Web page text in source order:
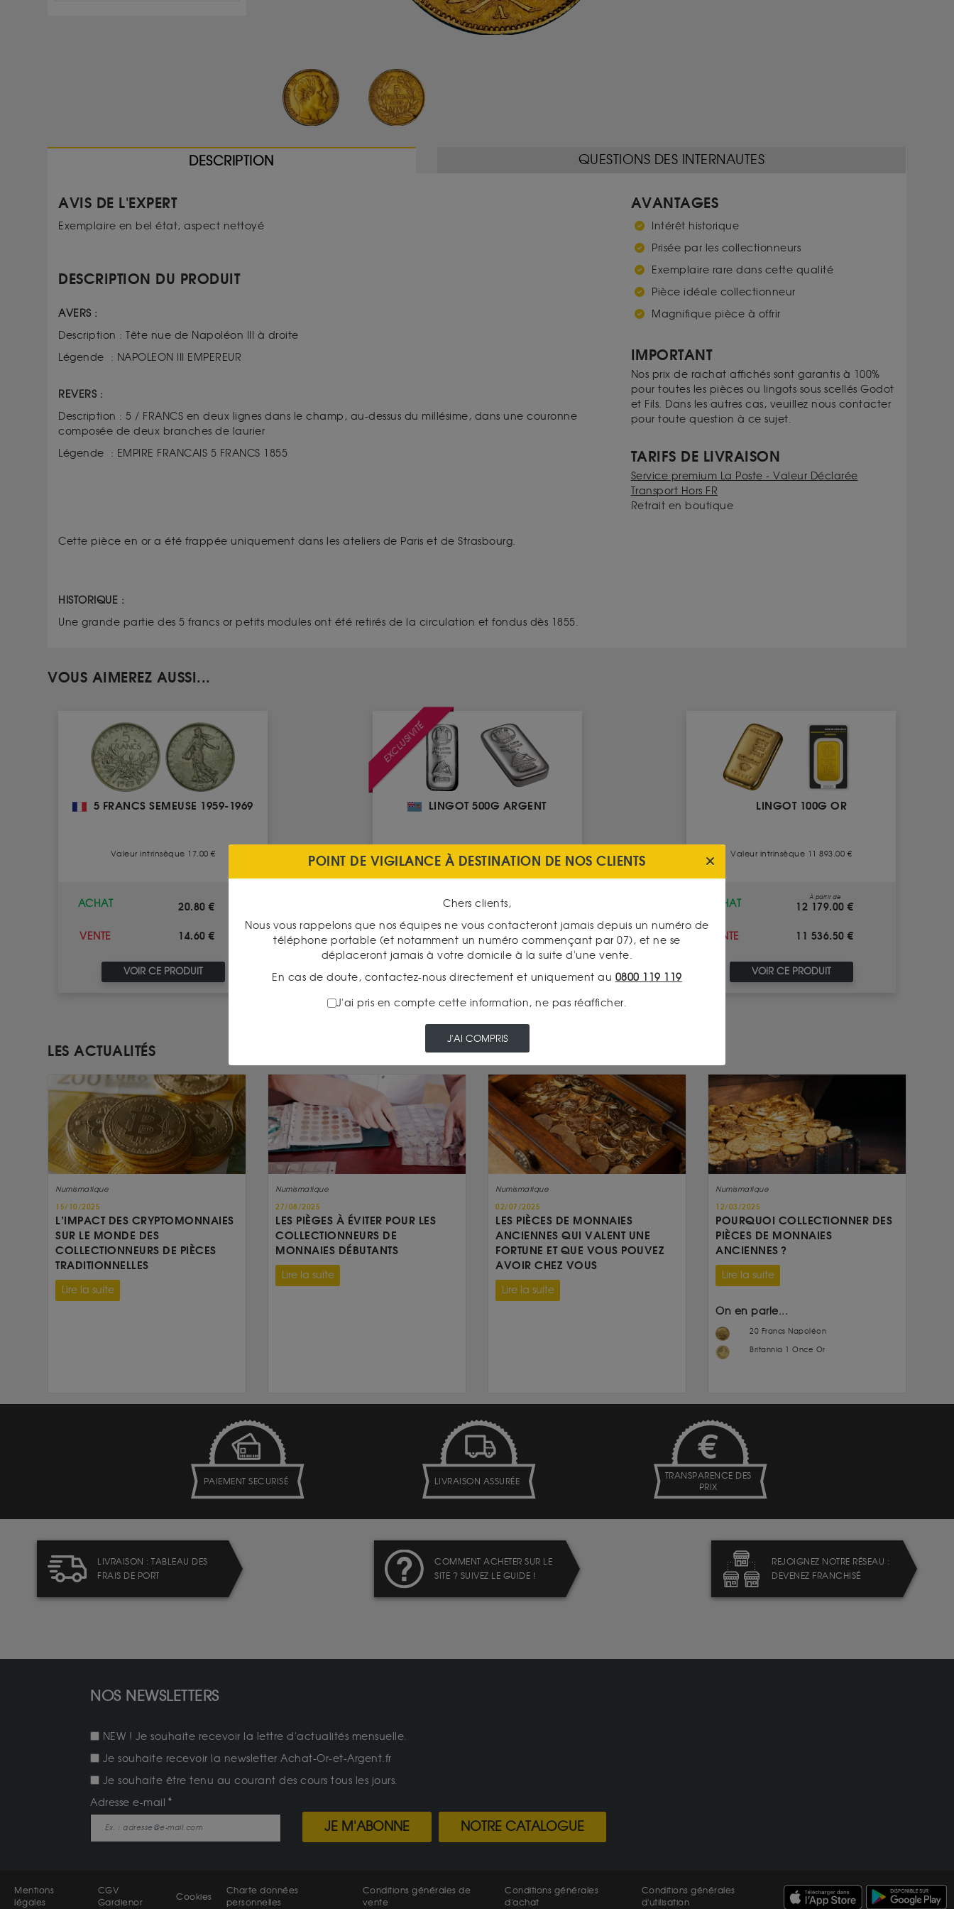
DESCRIPTION QUESTIONS DES INTERNAUTES
AVIS DE L'EXPERT
Exemplaire en bel état, aspect nettoyé
DESCRIPTION DU PRODUIT
AVERS :
Description : Tête nue de Napoléon III à droite
Légende : NAPOLEON III EMPEREUR
REVERS :
Description : 5 / FRANCS en deux lignes dans le champ, au-dessus du millésime, dans une couronne
composée de deux branches de laurier
Légende : EMPIRE FRANCAIS 5 FRANCS 1855
Cette pièce en or a été frappée uniquement dans les ateliers de Paris et de Strasbourg.
HISTORIQUE :
Une grande partie des 5 francs or petits modules ont été retirés de la circulation et fondus dès 1855.
AVANTAGES
Intérêt historique
Prisée par les collectionneurs
Exemplaire rare dans cette qualité
Pièce idéale collectionneur
Magnifique pièce à offrir
IMPORTANT
Nos prix de rachat affichés sont garantis à 100%
pour toutes les pièces ou lingots sous scellés Godot
et Fils. Dans les autres cas, veuillez nous contacter
pour toute question à ce sujet.
TARIFS DE LIVRAISON
Service premium La Poste - Valeur Déclarée
Transport Hors FR
Retrait en boutique
VOUS AIMEREZ AUSSI...
5 FRANCS SEMEUSE 1959-1969
Valeur intrinsèque 17.00 €
ACHAT 20.80 €
VENTE 14.60 €
VOIR CE PRODUIT
EXCLUSIVITÉ
LINGOT 500G ARGENT
Valeur intrinsèque 861.00 €
1 137.00 €
VENTE 809.60 €
VOIR CE PRODUIT
LINGOT 100G OR
Valeur intrinsèque 11 893.00 €
ACHAT
À partir de
12 179.00 €
VENTE 11 536.50 €
VOIR CE PRODUIT
LES ACTUALITÉS
Numismatique
15/10/2025
L’IMPACT DES CRYPTOMONNAIES
SUR LE MONDE DES
COLLECTIONNEURS DE PIÈCES
TRADITIONNELLES
Lire la suite
Numismatique
27/08/2025
LES PIÈGES À ÉVITER POUR LES
COLLECTIONNEURS DE
MONNAIES DÉBUTANTS
Lire la suite
Numismatique
02/07/2025
LES PIÈCES DE MONNAIES
ANCIENNES QUI VALENT UNE
FORTUNE ET QUE VOUS POUVEZ
AVOIR CHEZ VOUS
Lire la suite
Numismatique
12/03/2025
POURQUOI COLLECTIONNER DES
PIÈCES DE MONNAIES
ANCIENNES ?
Lire la suite
On en parle...
20 Francs Napoléon
Britannia 1 Once Or
PAIEMENT SECURISÉ LIVRAISON ASSURÉE
TRANSPARENCE DES
PRIX
LIVRAISON : TABLEAU DES
FRAIS DE PORT
COMMENT ACHETER SUR LE
SITE ? SUIVEZ LE GUIDE !
REJOIGNEZ NOTRE RÉSEAU :
DEVENEZ FRANCHISÉ
NOS NEWSLETTERS
NEW ! Je souhaite recevoir la lettre d'actualités mensuelle.
Je souhaite recevoir la newsletter Achat-Or-et-Argent.fr
Je souhaite être tenu au courant des cours tous les jours.
Adresse e-mail
JE M'ABONNE NOTRE CATALOGUE
Mentions
légales
CGV
Gardienor
Cookies
Charte données
personnelles
Conditions générales de
vente
Conditions générales
d'achat
Conditions générales
d'utilisation
POINT DE VIGILANCE À DESTINATION DE NOS CLIENTS
Chers clients,
Nous vous rappelons que nos équipes ne vous contacteront jamais depuis un numéro de
téléphone portable (et notamment un numéro commençant par 07), et ne se
déplaceront jamais à votre domicile à la suite d'une vente.
En cas de doute, contactez-nous directement et uniquement au 0800 119 119
J'ai pris en compte cette information, ne pas réafficher.
J'AI COMPRIS